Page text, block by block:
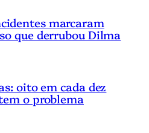
marcaram
que derrubou Dilma
oito em cada dez
o problema